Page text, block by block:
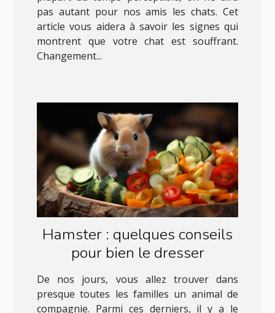
pas autant pour nos amis les chats. Cet
article vous aidera à savoir les signes qui
montrent que votre chat est souffrant.
Changement...
Hamster : quelques conseils
pour bien le dresser
De nos jours, vous allez trouver dans
presque toutes les familles un animal de
compagnie. Parmi ces derniers, il y a le